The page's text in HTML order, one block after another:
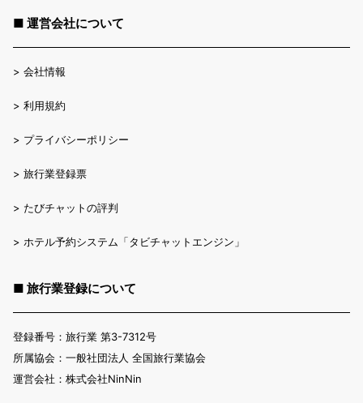
■ 運営会社について
> 会社情報
> 利用規約
> プライバシーポリシー
> 旅行業登録票
> たびチャットの評判
> ホテル予約システム「タビチャットエンジン」
■ 旅行業登録について
登録番号：旅行業 第3-7312号
所属協会：一般社団法人 全国旅行業協会
運営会社：株式会社NinNin